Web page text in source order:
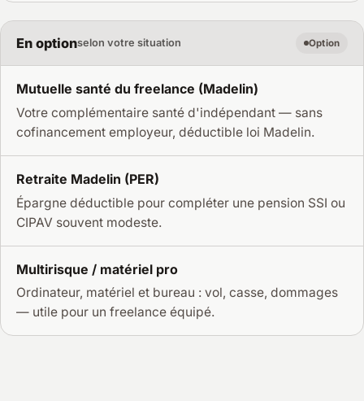
En optionselon votre situation Option
Mutuelle santé du freelance (Madelin)
Votre complémentaire santé d'indépendant — sans
cofinancement employeur, déductible loi Madelin.
Retraite Madelin (PER)
Épargne déductible pour compléter une pension SSI ou
CIPAV souvent modeste.
Multirisque / matériel pro
Ordinateur, matériel et bureau : vol, casse, dommages
— utile pour un freelance équipé.